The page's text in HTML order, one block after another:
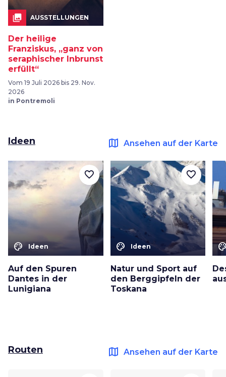
collections AUSSTELLUNGEN
Der heilige
Franziskus, „ganz von
seraphischer Inbrunst
erfüllt“
Vom 19 Juli 2026 bis 29. Nov.
2026
in Pontremoli
Ideen map Ansehen auf der Karte
color_lens Ideen
Auf den Spuren
Dantes in der
Lunigiana
favorite_border
color_lens Ideen
Natur und Sport auf
den Berggipfeln der
Toskana
favorite_border
Routen map Ansehen auf der Karte